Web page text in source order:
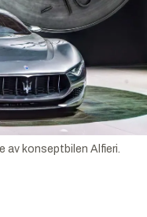
av konseptbilen Alfieri.